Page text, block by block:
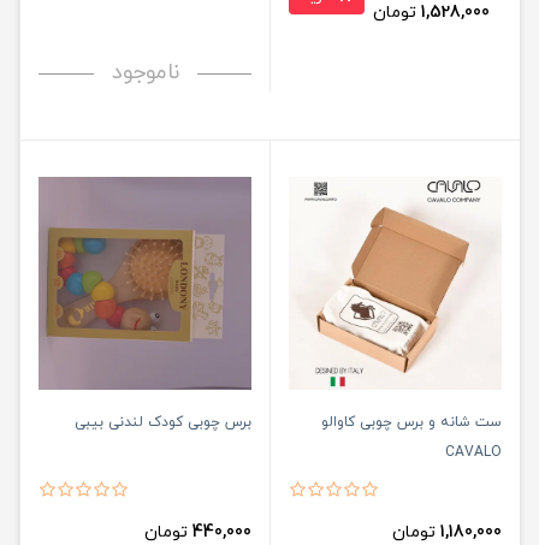
1,528,000 تومان
ناموجود
ست شانه و برس چوبی کاوالو
CAVALO
1,180,000 تومان
برس چوبی کودک لندنی بیبی
440,000 تومان